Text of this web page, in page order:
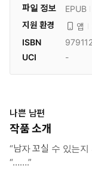
파일 정보
EPUB
지원 환경
앱
ISBN
UCI
-
나쁜 남편
작품 소개
“남자 꼬실 수 있는지
“…….”